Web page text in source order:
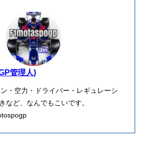
管理人)
・空力・ドライバー・レギュレーシ
など、なんでもこいです。